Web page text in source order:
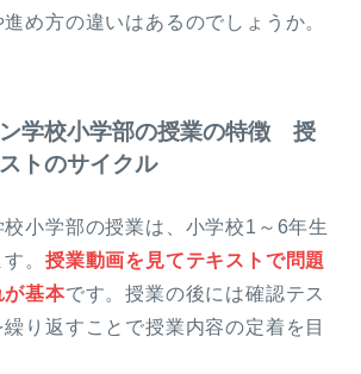
め方の違いはあるのでしょうか。
学校小学部の授業の特徴 授
トのサイクル
小学部の授業は、小学校1～6年生
。 授業動画を見てテキストで問題
が基本です。授業の後には確認テス
繰り返すことで授業内容の定着を目